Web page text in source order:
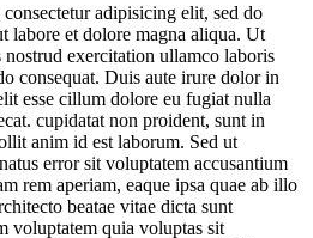
adipisicing elit, sed do
labore et dolore magna aliqua. Ut
exercitation ullamco laboris
consequat. Duis aute irure dolor in
esse cillum dolore eu fugiat nulla
cupidatat non proident, sunt in
anim id est laborum. Sed ut
error sit voluptatem accusantium
rem aperiam, eaque ipsa quae ab illo
beatae vitae dicta sunt
voluptatem quia voluptas sit